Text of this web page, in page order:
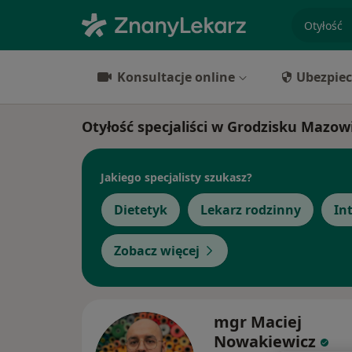
Konsultacje online
Otyłość specjaliści w Grodzisku
Jakiego specjalisty szukasz?
Dietetyk Lekarz rodzinny
Zobacz więcej
mgr Maciej
Nowakiewicz